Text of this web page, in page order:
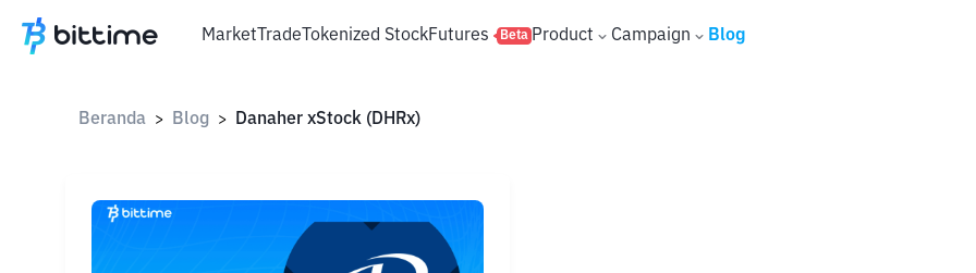
MarketTradeTokenized StockFutures Beta Product Campaign Blog
Beranda > Blog > Danaher xStock (DHRx)